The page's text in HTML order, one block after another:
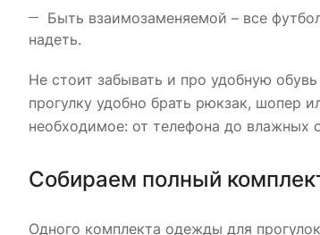
Быть взаимозаменяемой – все
надеть.
Не стоит забывать и про удобную
прогулку удобно брать рюкзак, шопер
необходимое: от телефона до влажных
Собираем полный
Одного комплекта одежды для